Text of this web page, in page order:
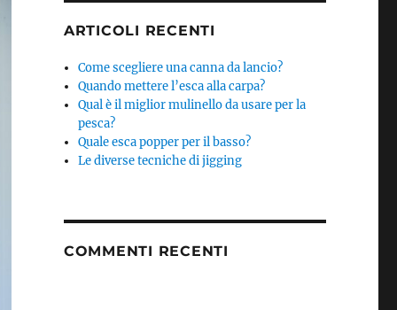
ARTICOLI RECENTI
Come scegliere una canna da lancio?
Quando mettere l’esca alla carpa?
Qual è il miglior mulinello da usare per la
pesca?
Quale esca popper per il basso?
Le diverse tecniche di jigging
COMMENTI RECENTI